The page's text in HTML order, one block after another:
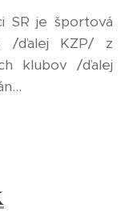
SR je športová
/ďalej KZP/ z
klubov /ďalej